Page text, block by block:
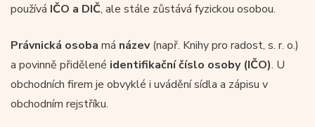
používá IČO a DIČ, ale stále zůstává fyzickou osobou.
Právnická osoba má název(např. Knihy pro radost, s. r. o.)
a povinně přidělené identifikační číslo osoby (IČO). U
obchodních firem je obvyklé i uvádění sídla a zápisu v
obchodním rejstříku.